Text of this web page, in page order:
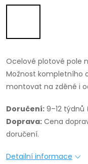
Ocelové plotové pole
Možnost kompletního
montovat na zděné i
Doručení: 9–12
Doprava: Cena
doručení.
Detailní informace